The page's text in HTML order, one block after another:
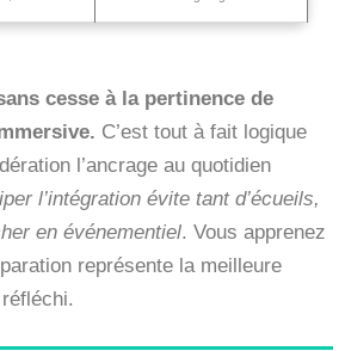
cesse à la pertinence de
C’est tout à fait logique
l’ancrage au quotidien
l’intégration évite tant d’écueils,
en événementiel. Vous apprenez
représente la meilleure